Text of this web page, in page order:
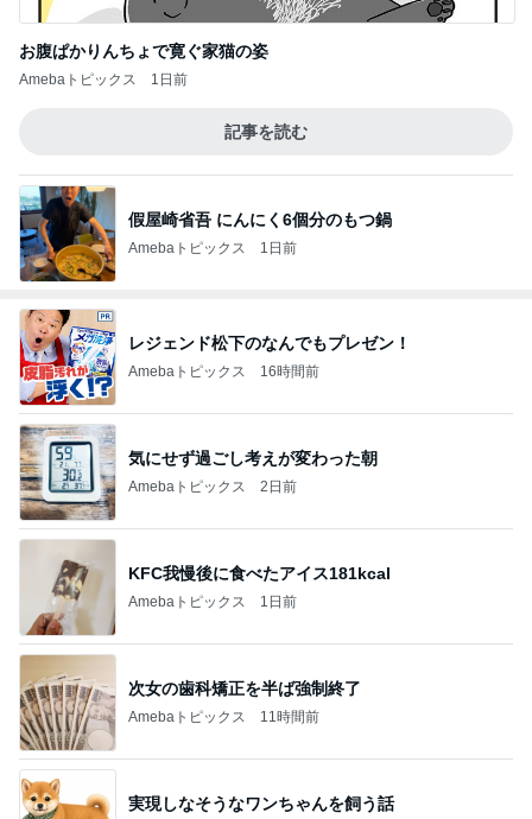
お腹ぱかりんちょで寛ぐ家猫の姿
Amebaトピックス 1日前
記事を読む
假屋崎省吾 にんにく6個分のもつ鍋
Amebaトピックス 1日前
レジェンド松下のなんでもプレゼン！
Amebaトピックス 16時間前
気にせず過ごし考えが変わった朝
Amebaトピックス 2日前
KFC我慢後に食べたアイス181kcal
Amebaトピックス 1日前
次女の歯科矯正を半ば強制終了
Amebaトピックス 11時間前
実現しなそうなワンちゃんを飼う話